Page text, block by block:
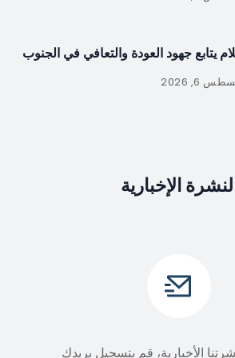
يتابع جهود العودة والتعافي في الجنوب
6, 2026
الإخبارية
الأخبارية، قم بتسجيل بريدك